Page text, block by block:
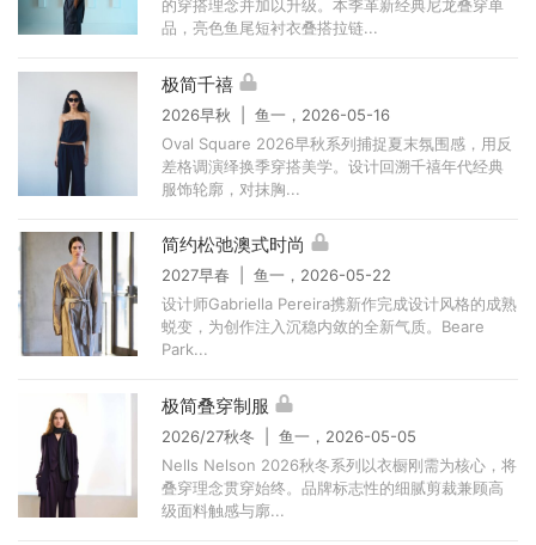
的穿搭理念并加以升级。本季革新经典尼龙叠穿单
品，亮色鱼尾短衬衣叠搭拉链...
极简千禧
2026早秋 | 鱼一，2026-05-16
Oval Square 2026早秋系列捕捉夏末氛围感，用反
差格调演绎换季穿搭美学。设计回溯千禧年代经典
服饰轮廓，对抹胸...
简约松弛澳式时尚
2027早春 | 鱼一，2026-05-22
设计师Gabriella Pereira携新作完成设计风格的成熟
蜕变，为创作注入沉稳内敛的全新气质。Beare
Park...
极简叠穿制服
2026/27秋冬 | 鱼一，2026-05-05
Nells Nelson 2026秋冬系列以衣橱刚需为核心，将
叠穿理念贯穿始终。品牌标志性的细腻剪裁兼顾高
级面料触感与廓...